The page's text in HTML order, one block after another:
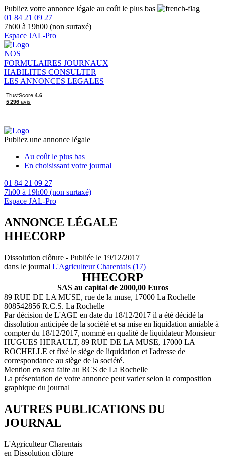
Publiez votre annonce légale au coût le plus bas
01 84 21 09 27
7h00 à 19h00 (non surtaxé)
Espace JAL-Pro
NOS
FORMULAIRES JOURNAUX
HABILITES CONSULTER
LES ANNONCES LEGALES
Publiez une annonce légale
Au coût le plus bas
En choisissant votre journal
01 84 21 09 27
7h00 à 19h00 (non surtaxé)
Espace JAL-Pro
ANNONCE LÉGALE
HHECORP
Dissolution clôture - Publiée le 19/12/2017
dans le journal L'Agriculteur Charentais (17)
HHECORP
SAS au capital de 2000,00 Euros
89 RUE DE LA MUSE, rue de la muse, 17000 La Rochelle
808542856 R.C.S. La Rochelle
Par décision de L'AGE en date du 18/12/2017 il a été décidé la
dissolution anticipée de la société et sa mise en liquidation amiable à
compter du 18/12/2017, nommé en qualité de liquidateur Monsieur
HUGUES HERAULT, 89 RUE DE LA MUSE, 17000 LA
ROCHELLE et fixé le siège de liquidation et l'adresse de
correspondance au siège de la société.
Mention en sera faite au RCS de La Rochelle
La présentation de votre annonce peut varier selon la composition
graphique du journal
AUTRES PUBLICATIONS DU
JOURNAL
L'Agriculteur Charentais
en Dissolution clôture